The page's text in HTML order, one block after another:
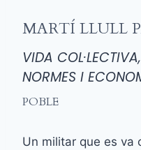
MARTÍ LLULL
VIDA
NORMES I
POBLE
Un militar que es va